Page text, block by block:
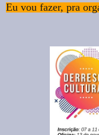
Eu vou fazer, pra